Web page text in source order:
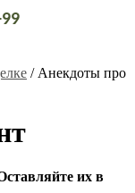
/ Анекдоты про
их в